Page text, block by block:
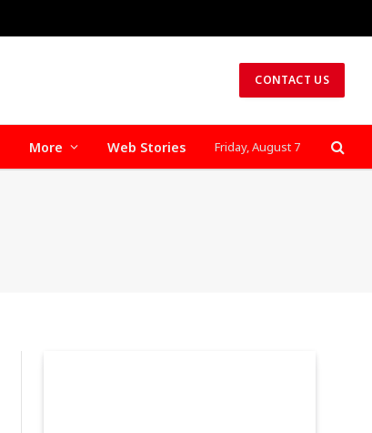
CONTACT US
More Web Stories Friday, August 7